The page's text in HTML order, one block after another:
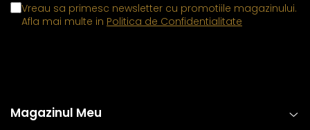
Vreau sa primesc newsletter cu promotiile magazinului.
Afla mai multe in Politica de Confidentialitate
Magazinul Meu